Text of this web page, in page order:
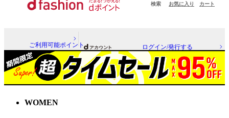
検索 お気に入り カート
ご利用可能ポイント ログイン/発行する
WOMEN